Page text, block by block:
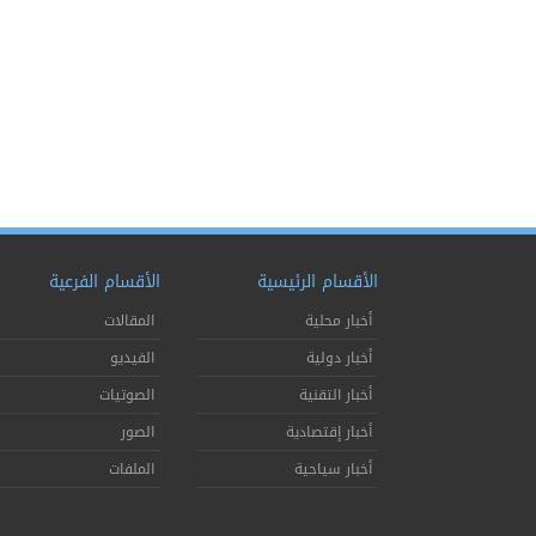
الأقسام الرئيسية
أخبار محلية
أخبار دولية
أخبار التقنية
أخبار إقتصادية
أخبار سياحية
الأقسام الفرعية
المقالات
الفيديو
الصوتيات
الصور
الملفات